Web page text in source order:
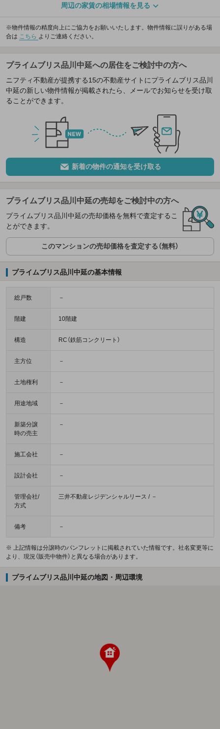
周辺の家賃の相場情報を見る
※物件情報の精度向上にご協力をお願いいたします。物件情報に誤りがある場
合は こちら よりご連絡ください。
プライムブリス品川中延への居住をご検討中の方へ
ニフティ不動産が提携する15の不動産サイトにプライムブリス品川
中延の新しい物件情報が掲載されたら、メールでお知らせを受け取
ることができます。
新着の物件の通知を受け取る
プライムブリス品川中延の売却をご検討中の方へ
プライムブリス品川中延の売却価格を無料で査定するこ
とができます。
このマンションの売却価格を査定する（無料）
プライムブリス品川中延の基本情報
総戸数 －
階建 10階建
構造 RC（鉄筋コンクリート）
主方位 －
土地権利 －
用途地域 －
新築分譲
時の売主
－
施工会社 －
設計会社 －
管理会社/
方式
三井不動産レジデンシャルリース / －
備考 －
※ 上記情報は分譲時のパンフレットに掲載されていた情報です。社名変更等に
より、現況（販売中物件）と異なる場合があります。
プライムブリス品川中延の地図・周辺環境